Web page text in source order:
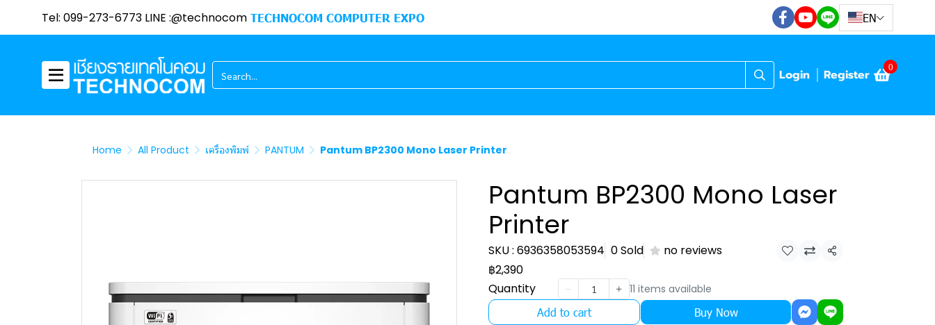
Tel: 099-273-6773 LINE :@technocom TECHNOCOM COMPUTER EXPO EN
Login Register 0
Home All Product เครื่องพิมพ์ PANTUM Pantum BP2300 Mono Laser Printer
Pantum BP2300 Mono Laser
Printer
SKU : 6936358053594 0 Sold no reviews Share
฿2,390
Quantity
11 items available
Add to cart Buy Now